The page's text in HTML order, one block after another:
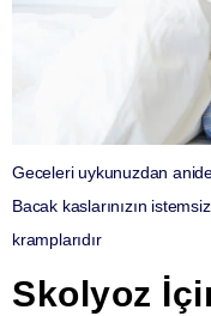
Geceleri uykunuzdan
Bacak kaslarınızın
kramplarıdır
Skolyoz